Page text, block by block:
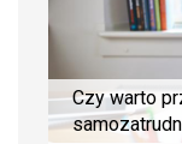
Czy warto